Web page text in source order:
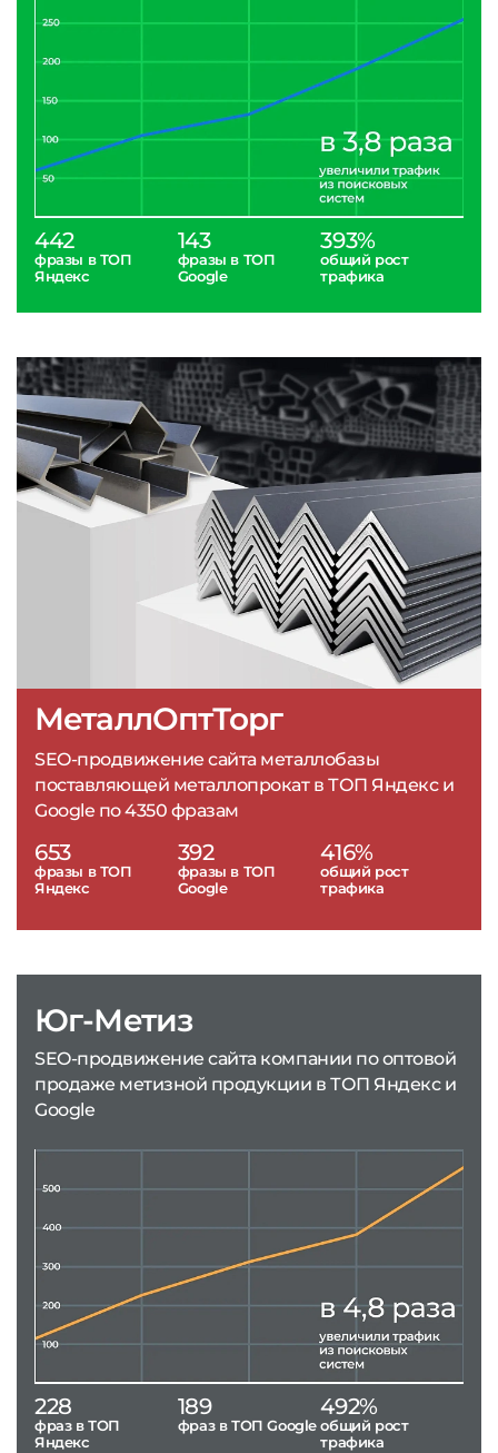
МеталлОптТорг
SEO-продвижение сайта металлобазы
поставляющей металлопрокат в ТОП Яндекс и
Google по 4350 фразам
653
фразы в ТОП
Яндекс
392
фразы в ТОП
Google
416%
общий рост
трафика
442
фразы в ТОП
Яндекс
143
фразы в ТОП
Google
393%
общий рост
трафика
Юг-Метиз
SEO-продвижение сайта компании по оптовой
продаже метизной продукции в ТОП Яндекс и
Google
228
фраз в ТОП
Яндекс
189
фраз в ТОП Google
492%
общий рост
трафика